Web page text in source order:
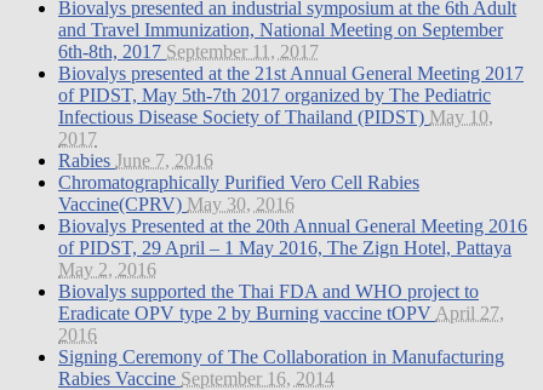
Biovalys presented an industrial symposium at the 6th Adult
and Travel Immunization, National Meeting on September
6th-8th, 2017 September 11, 2017
Biovalys presented at the 21st Annual General Meeting 2017
of PIDST, May 5th-7th 2017 organized by The Pediatric
Infectious Disease Society of Thailand (PIDST) May 10,
2017
Rabies June 7, 2016
Chromatographically Purified Vero Cell Rabies
Vaccine(CPRV) May 30, 2016
Biovalys Presented at the 20th Annual General Meeting 2016
of PIDST, 29 April – 1 May 2016, The Zign Hotel, Pattaya
May 2, 2016
Biovalys supported the Thai FDA and WHO project to
Eradicate OPV type 2 by Burning vaccine tOPV April 27,
2016
Signing Ceremony of The Collaboration in Manufacturing
Rabies Vaccine September 16, 2014